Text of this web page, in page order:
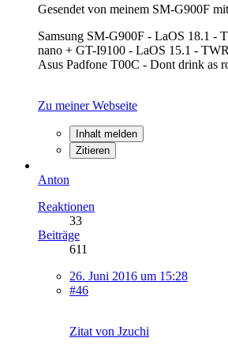
Gesendet von meinem SM-G900F
Samsung SM-G900F - LaOS 18.1 -
nano + GT-I9100 - LaOS 15.1 -
Asus Padfone T00C - Dont drink as
Zu meiner Webseite
Inhalt melden
Zitieren
Anton
Reaktionen
33
Beiträge
611
26. Juni 2016 um 15:28
#46
Zitat von Jzuchi